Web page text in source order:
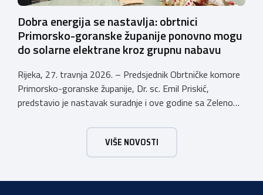
Dobra energija se nastavlja: obrtnici
Primorsko-goranske županije ponovno mogu
do solarne elektrane kroz grupnu nabavu
Rijeka, 27. travnja 2026. – Predsjednik Obrtničke komore
Primorsko-goranske županije, Dr. sc. Emil Priskić,
predstavio je nastavak suradnje i ove godine sa Zelenom
Primorsko-goranske županije mogu sudjelovati u grupnoj
nabavi opreme solarnih elektrana te si tako osigurati
brojne pogodnosti koje povećavaju isplativost ulaganja u
VIŠE NOVOSTI